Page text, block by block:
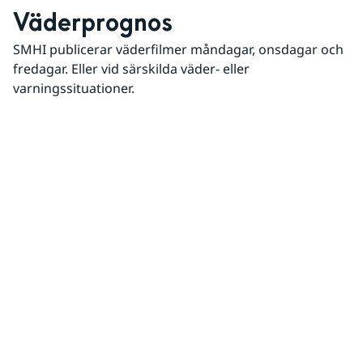
Väderprognos
SMHI publicerar väderfilmer måndagar, onsdagar och
fredagar. Eller vid särskilda väder- eller
varningssituationer.